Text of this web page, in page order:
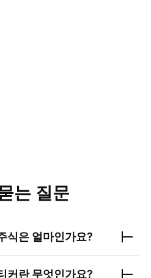
는 질문
식은 얼마인가요?
커란 무엇인가요?